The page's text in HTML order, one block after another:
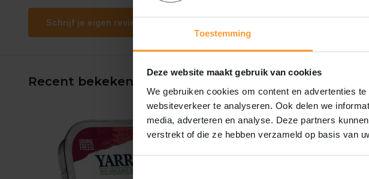
Toestemming
Deze website maakt gebruik van cookies
We gebruiken cookies om content en advertenties
websiteverkeer te analyseren. Ook delen we
media, adverteren en analyse. Deze partners
verstrekt of die ze hebben verzameld op basis van
Schrijf je eigen review
Recent bekeken